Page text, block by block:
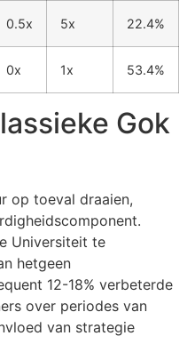
0.5x 5x 22.4%
0x 1x 53.4%
Gok
op toeval draaien,
Universiteit te
hetgeen
12-18% verbeterde
over periodes van
van strategie